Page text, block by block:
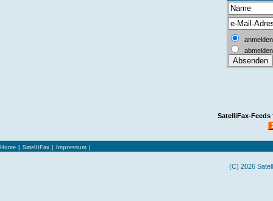
anmelden
abmelden
SatelliFax-Feeds
Home SatelliFax Impressum
(C) 2026